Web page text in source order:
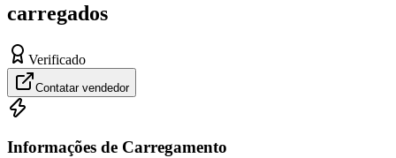
carregados
Verificado
Contatar vendedor
Informações de Carregamento